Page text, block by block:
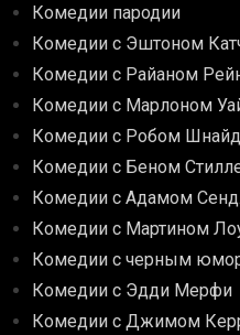
Комедии пародии
Комедии с Эштоном
Комедии с Райаном
Комедии с Марлоном
Комедии с Робом
Комедии с Беном
Комедии с Адамом
Комедии с Мартином
Комедии с черным
Комедии с Эдди Мерфи
Комедии с Джимом